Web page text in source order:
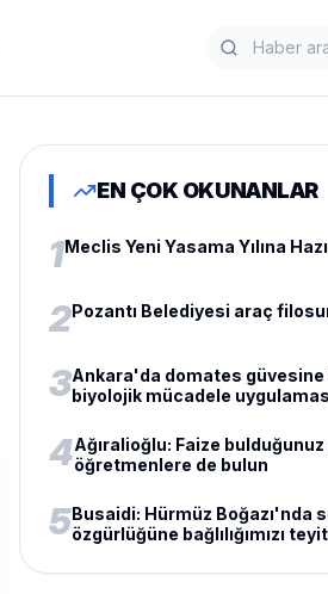
EN ÇOK OKUNANLAR
1Meclis Yeni Yasama Yılına
2Pozantı Belediyesi araç
3Ankara'da domates güvesine
biyolojik mücadele
4Ağıralioğlu: Faize bulduğunuz
öğretmenlere de bulun
5Busaidi: Hürmüz Boğazı'nda
özgürlüğüne bağlılığımızı